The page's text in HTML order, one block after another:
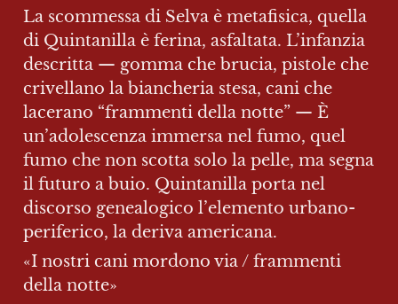
La scommessa di Selva è metafisica, quella
di Quintanilla è ferina, asfaltata. L’infanzia
descritta — gomma che brucia, pistole che
crivellano la biancheria stesa, cani che
lacerano “frammenti della notte” — È
un’adolescenza immersa nel fumo, quel
fumo che non scotta solo la pelle, ma segna
il futuro a buio. Quintanilla porta nel
discorso genealogico l’elemento urbano-
periferico, la deriva americana.
«I nostri cani mordono via / frammenti
della notte»